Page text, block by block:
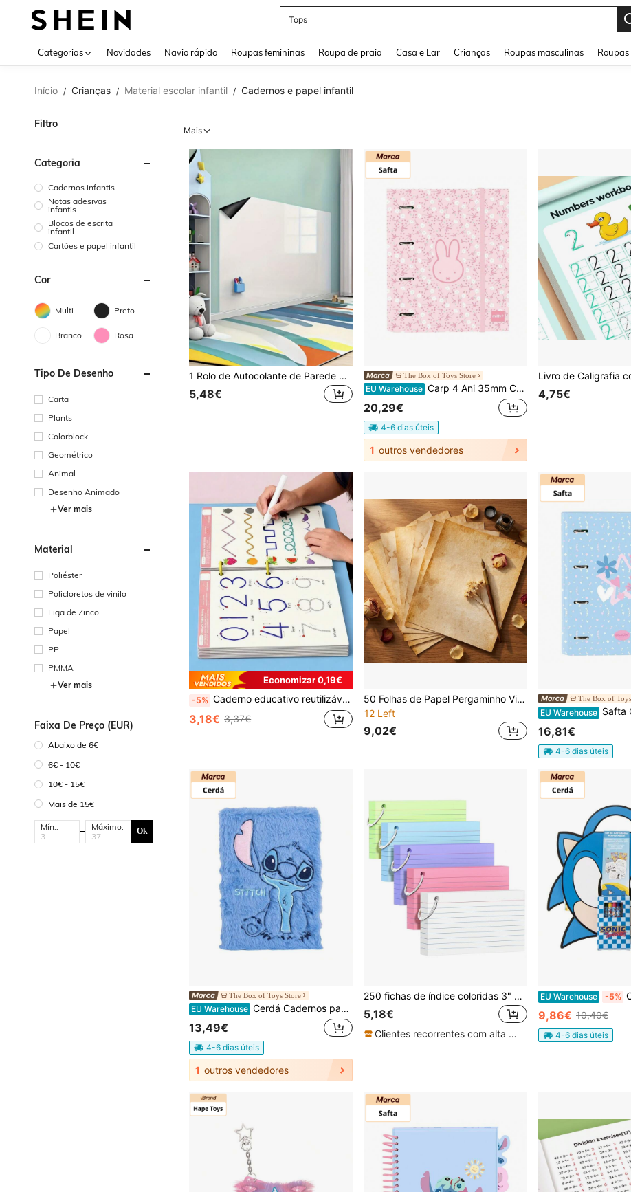
Tops
Categorias Novidades Navio rápido Roupas femininas Roupa de praia Casa e Lar Crianças Roupas masculinas
Início / Crianças / Material escolar infantil / Cadernos e papel infantil
Filtro
Categoria
Cadernos infantis
Notas adesivas
infantis
Blocos de escrita
infantil
Cartões e papel infantil
Cor
Multi Preto
Branco Rosa
Tipo De Desenho
Carta
Plants
Colorblock
Geométrico
Animal
Desenho Animado
Ver mais
Material
Poliéster
Policloretos de vinilo
Liga de Zinco
Papel
PP
PMMA
Ver mais
Faixa De Preço (EUR)
Abaixo de 6€
6€ - 10€
10€ - 15€
Mais de 15€
Mín.: Máximo: Ok
Mais
1 Rolo de Autocolante de Parede para Quadro Branco/Quadro de Giz com Apagador, Quadro de Notas em Tela para Decoração de Escritório e Casa, Regresso às Aulas
5,48€
The Box of Toys Store
EU Warehouse Carp 4 Ani 35mm C/Recambio "Flores" 27x32x3,5 cm Entrega 24/48h para Espanha (Península) - Pastas Infantis - Safta - Ref. 542520666, Volta às Aulas
20,29€
4-6 dias úteis
1 outros vendedores
4,75€
Economizar 0,19€
-5% Caderno educativo reutilizável com 32 páginas, prancheta de escrita apagável, material de papel durável, adequado para treinamento de controle e prática de caligrafia, cartões de prática apagáveis, introdução divertida à caligrafia básica, treinamento de foco, prática de controle da caneta apagável, cartões de foco, treinamento de controle da caneta para raciocínio, prática de controle da caneta apagável, cartões de foco, presente de Ano Novo, artigos de papelaria: materiais de escritório, materiais escolares, decoração de escritório, materiais para volta às aulas, recompensas escolares, itens para volta às aulas.
3,18€ 3,37€
50 Folhas de Papel Pergaminho Vintage, Papel Imprimível 8,5*11 Polegadas, Papel para Scrapbook Dupla Face 100g, Adequado para Junk Journals, Regresso às Aulas
12 Left
9,02€
The Box of
EU Warehouse Safta Carp 4 Ani 35mm com Refil BlackFit8
16,81€
4-6 dias úteis
The Box of Toys Store
EU Warehouse Cerdá Cadernos para Crianças, Volta às Aulas
13,49€
4-6 dias úteis
1 outros vendedores
250 fichas de índice coloridas 3" X 5" com anel de chaves, cartões de estudo resistentes em 5 cores sortidas (50 unidades de cada), portáteis, para volta às aulas
5,18€
Clientes recorrentes com alta taxa de retorno
EU Warehouse -5% Cerdá
9,86€ 10,40€
4-6 dias úteis